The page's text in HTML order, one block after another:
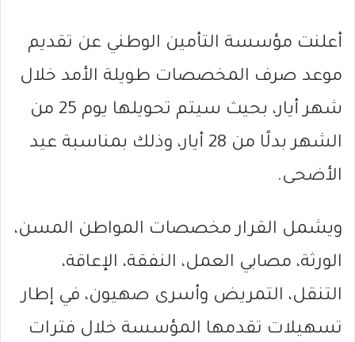
أعلنت مؤسسة التأمين الوطني عن تقديم
موعد صرف المخصصات طويلة الأمد خلال
شهر أيار، بحيث سيتم تحويلها يوم 25 من
الشهر بدلًا من 28 أيار، وذلك بمناسبة
عيد
الأضحى.
ويشمل القرار مخصصات المواطن المسن،
الورثة، مصابي العمل، النفقة، الإعاقة،
التنقل، التمريض وأسرى صهيون، في إطار
تسهيلات تقدمها المؤسسة خلال فترات